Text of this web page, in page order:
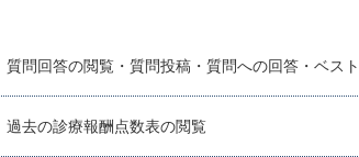
質問回答の閲覧・質問投稿・質問への回答・ベス
過去の診療報酬点数表の閲覧